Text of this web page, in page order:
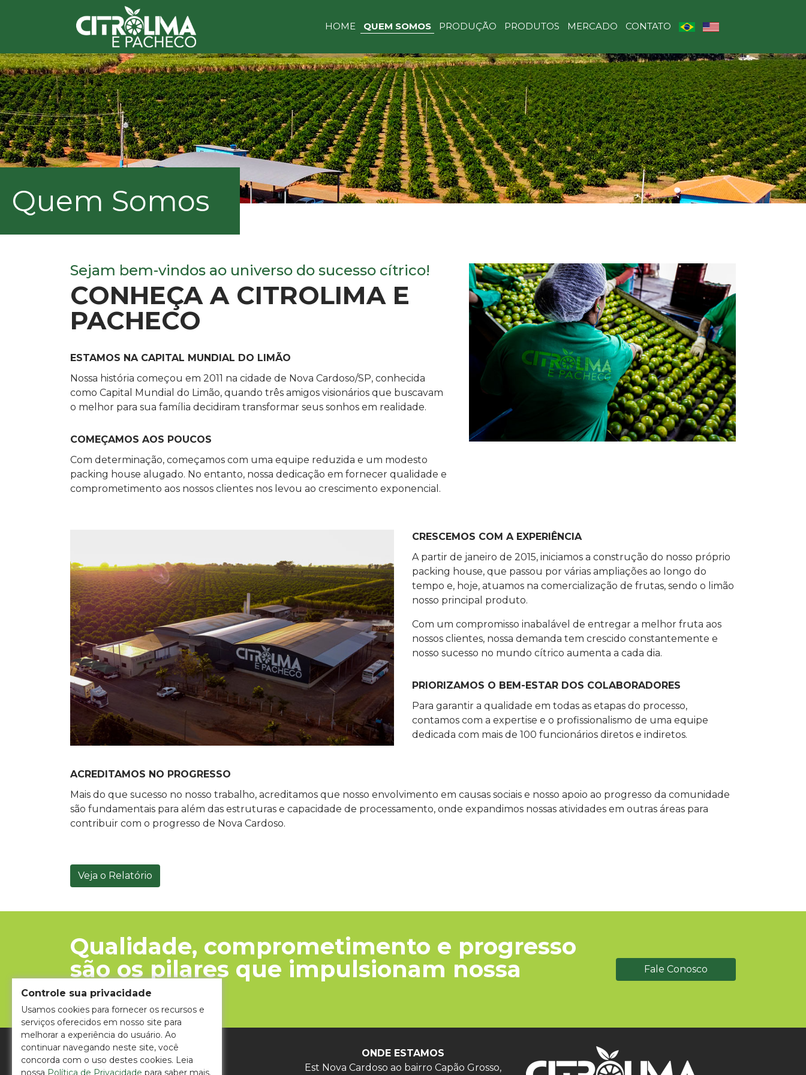
HOME QUEM SOMOS PRODUÇÃO PRODUTOS MERCADO CONTATO
Quem Somos
Sejam bem-vindos ao universo do sucesso cítrico!
CONHEÇA A CITROLIMA E
PACHECO
ESTAMOS NA CAPITAL MUNDIAL DO LIMÃO
Nossa história começou em 2011 na cidade de Nova Cardoso/SP, conhecida
como Capital Mundial do Limão, quando três amigos visionários que buscavam
o melhor para sua família decidiram transformar seus sonhos em realidade.
COMEÇAMOS AOS POUCOS
Com determinação, começamos com uma equipe reduzida e um modesto
packing house alugado. No entanto, nossa dedicação em fornecer qualidade e
comprometimento aos nossos clientes nos levou ao crescimento exponencial.
CRESCEMOS COM A EXPERIÊNCIA
A partir de janeiro de 2015, iniciamos a construção do nosso próprio
packing house, que passou por várias ampliações ao longo do
tempo e, hoje, atuamos na comercialização de frutas, sendo o limão
nosso principal produto.
Com um compromisso inabalável de entregar a melhor fruta aos
nossos clientes, nossa demanda tem crescido constantemente e
nosso sucesso no mundo cítrico aumenta a cada dia.
PRIORIZAMOS O BEM-ESTAR DOS COLABORADORES
Para garantir a qualidade em todas as etapas do processo,
contamos com a expertise e o profissionalismo de uma equipe
dedicada com mais de 100 funcionários diretos e indiretos.
ACREDITAMOS NO PROGRESSO
Mais do que sucesso no nosso trabalho, acreditamos que nosso envolvimento em causas sociais e nosso apoio ao progresso da comunidade
são fundamentais para além das estruturas e capacidade de processamento, onde expandimos nossas atividades em outras áreas para
contribuir com o progresso de Nova Cardoso.
Veja o Relatório
Qualidade, comprometimento e progresso
são os pilares que impulsionam nossa
jornada
Fale Conosco
+55 (17) 99746-9077
ONDE ESTAMOS
Est Nova Cardoso ao bairro Capão Grosso,
Controle sua privacidade
Usamos cookies para fornecer os recursos e
serviços oferecidos em nosso site para
melhorar a experiência do usuário. Ao
continuar navegando neste site, você
concorda com o uso destes cookies. Leia
nossa Política de Privacidade para saber mais.